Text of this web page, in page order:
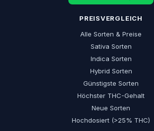
PREISVERGLEICH
Alle Sorten & Preise
Sativa Sorten
Indica Sorten
Hybrid Sorten
Günstigste Sorten
Höchster THC-Gehalt
Neue Sorten
Hochdosiert (>25% THC)